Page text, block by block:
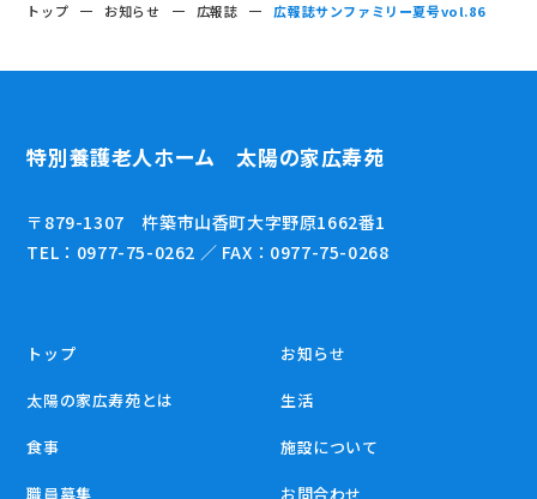
トップ お知らせ 広報誌 広報誌サンファミリー夏号vol.86
特別養護老人ホーム 太陽の家広寿苑
〒879-1307 杵築市山香町大字野原1662番1
TEL：0977-75-0262 ／ FAX：0977-75-0268
トップ お知らせ
太陽の家広寿苑とは 生活
食事 施設について
職員募集 お問合わせ